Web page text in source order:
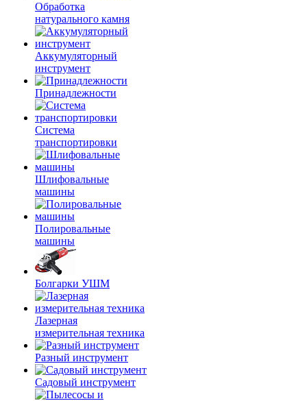
Обработка
натурального камня
Аккумуляторный
инструмент
Принадлежности
Система
транспортировки
Шлифовальные
машины
Полировальные
машины
Болгарки УШМ
Лазерная
измерительная техника
Разный инструмент
Садовый инструмент